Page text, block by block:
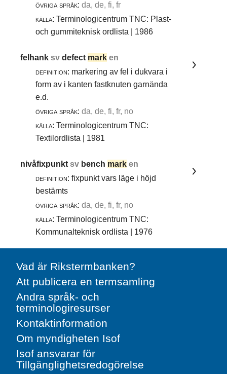
övriga språk: da, de, fi, fr
källa: Terminologicentrum TNC: Plast-
och gummiteknisk ordlista | 1986
felhanksvdefect mark en
definition: markering av fel i dukvara i
form av i kanten fastknuten garnända
e.d.
övriga språk: da, de, fi, fr, no
källa: Terminologicentrum TNC:
Textilordlista | 1981
nivåfixpunktsv bench mark en
definition: fixpunkt vars läge i höjd
bestämts
övriga språk: da, de, fi, fr, no
källa: Terminologicentrum TNC:
Kommunalteknisk ordlista | 1976
Vad är Rikstermbanken?
Att publicera en termsamling
Andra språk- och
terminologiresurser
Kontaktinformation
Om myndigheten Isof
Isof ansvarar för
Tillgänglighetsredogörelse